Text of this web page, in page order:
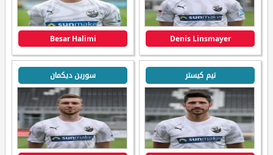
Denis Linsmayer
Besar Halimi
تيم كيستر سورين ديكمان